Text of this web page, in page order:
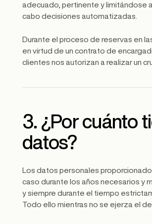
adecuado, pertinente y limitándose
cabo decisiones automatizadas.
Durante el proceso de reservas en
en virtud de un contrato de
clientes nos autorizan a realizar un
3. ¿Por cuánto
datos?
Los datos personales
caso durante los años necesarios y
y siempre durante el tiempo
Todo ello mientras no se ejerza el